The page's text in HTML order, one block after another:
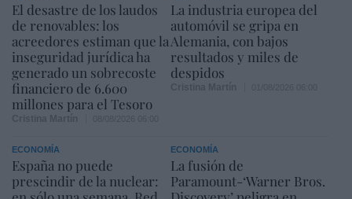
El desastre de los laudos
de renovables: los
acreedores estiman que la
inseguridad jurídica ha
generado un sobrecoste
financiero de 6.600
millones para el Tesoro
La industria europea del
automóvil se gripa en
Alemania, con bajos
resultados y miles de
despidos
ECONOMÍA
España no puede
prescindir de la nuclear:
ECONOMÍA
La fusión de
Paramount-‘Warner Bros.